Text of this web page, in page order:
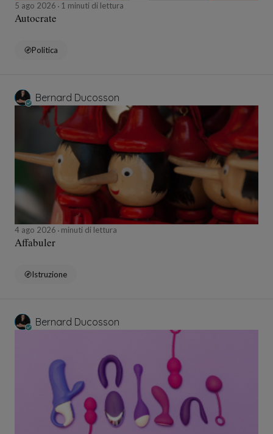
5 ago 2026 1 minuti di lettura
Autocrate
Politica
Bernard Ducosson
4 ago 2026 minuti di lettura
Affabuler
Istruzione
Bernard Ducosson